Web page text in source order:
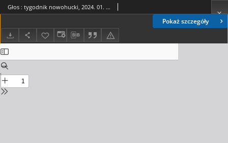
Pokaż szczegóły
Głos : tygodnik nowohucki, 2024. 01. 26, nr 4